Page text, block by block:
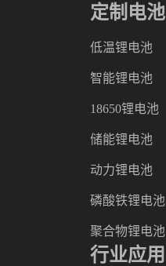
定制电池
低温锂电池
智能锂电池
18650锂电池
储能锂电池
动力锂电池
磷酸铁锂电池
聚合物锂电池
行业应用